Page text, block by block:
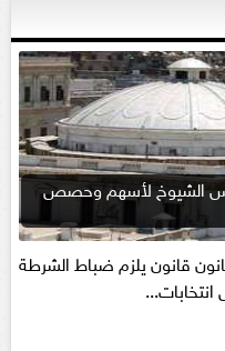
الشيوخ لأسهم وحصص
قانون يلزم ضباط الشرطة